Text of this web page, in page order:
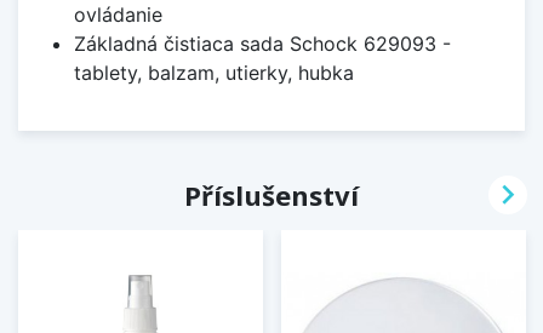
ovládanie
Základná čistiaca sada Schock 629093 -
tablety, balzam, utierky, hubka
Příslušenství 